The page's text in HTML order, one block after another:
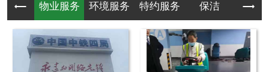
物业服务 环境服务 特约服务 保洁 物业